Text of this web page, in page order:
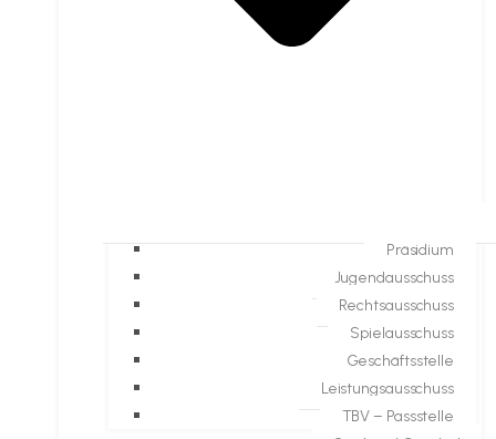
Präsidium
Jugendausschuss
Rechtsausschuss
Spielausschuss
Geschäftsstelle
Leistungsausschuss
TBV – Passstelle